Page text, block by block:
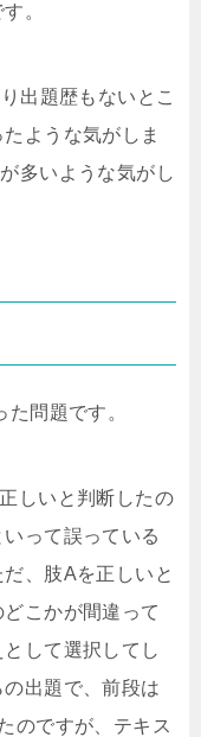
。
出題歴もないとこ
ような気がしま
多いような気がし
問題です。
しいと判断したの
って誤っている
、肢Aを正しいと
こかが間違って
して選択してし
出題で、前段は
のですが、テキス